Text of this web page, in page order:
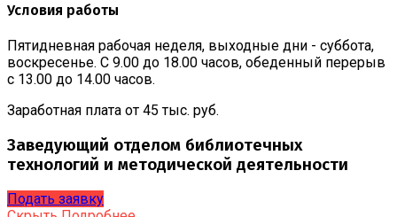
Условия работы
Пятидневная рабочая неделя, выходные дни - суббота,
воскресенье. С 9.00 до 18.00 часов, обеденный перерыв
с 13.00 до 14.00 часов.
Заработная плата от 45 тыс. руб.
Заведующий отделом библиотечных
технологий и методической деятельности
Подать заявку